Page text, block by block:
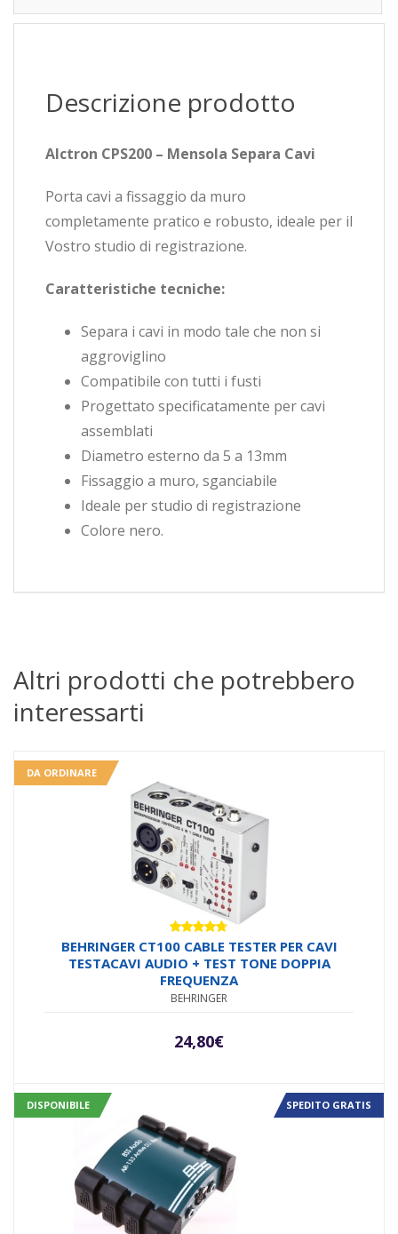
Descrizione prodotto
Alctron CPS200 – Mensola Separa Cavi
Porta cavi a fissaggio da muro
completamente pratico e robusto, ideale per il
Vostro studio di registrazione.
Caratteristiche tecniche:
Separa i cavi in modo tale che non si
aggroviglino
Compatibile con tutti i fusti
Progettato specificatamente per cavi
assemblati
Diametro esterno da 5 a 13mm
Fissaggio a muro, sganciabile
Ideale per studio di registrazione
Colore nero.
Altri prodotti che potrebbero
interessarti
DA ORDINARE
Valutato
4.67su 5
BEHRINGER CT100 CABLE TESTER PER CAVI
TESTACAVI AUDIO + TEST TONE DOPPIA
FREQUENZA
BEHRINGER
24,80€
DISPONIBILE SPEDITO GRATIS